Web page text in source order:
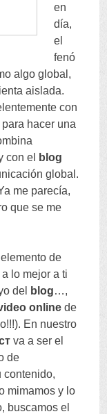
en
día,
el
fenó
algo global ,
aislada.
con
para hacer una
con el
blog
global .
me parecía,
que se me
de
lo mejor a ti
del blog…,
online de
!!!). En nuestro
va a ser el
de
contenido,
mimamos y lo
, buscamos el